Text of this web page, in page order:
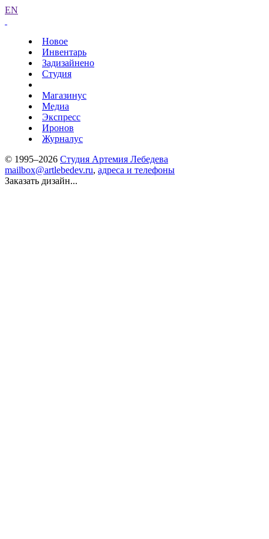
EN
Новое
Инвентарь
Задизайнено
Студия
Магазинус
Медиа
Экспресс
Иронов
Журналус
© 1995–2026 Студия Артемия Лебедева
mailbox@artlebedev.ru, адреса и телефоны
Заказать дизайн...